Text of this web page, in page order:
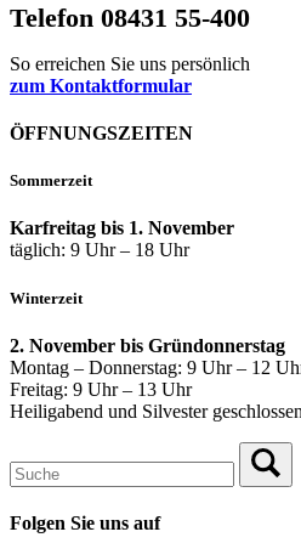
Telefon 08431 55-400
So erreichen Sie uns persönlich
zum Kontaktformular
ÖFFNUNGSZEITEN
Sommerzeit
Karfreitag bis 1. November
täglich: 9 Uhr – 18 Uhr
Winterzeit
2. November bis Gründonnerstag
Montag – Donnerstag: 9 Uhr – 12
Freitag: 9 Uhr – 13 Uhr
Heiligabend und Silvester geschlossen
Folgen Sie uns auf